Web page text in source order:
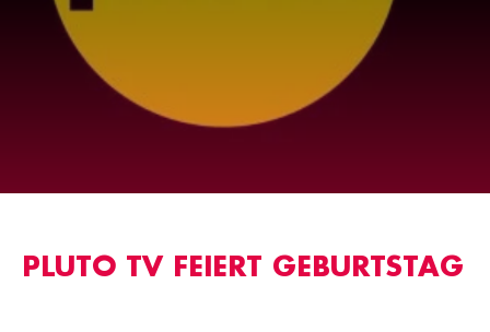
PLUTO TV FEIERT GEBURTSTAG